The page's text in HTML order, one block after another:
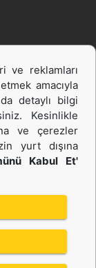
ve reklamları
amacıyla
detaylı bilgi
Kesinlikle
ve çerezler
yurt dışına
Kabul Et'